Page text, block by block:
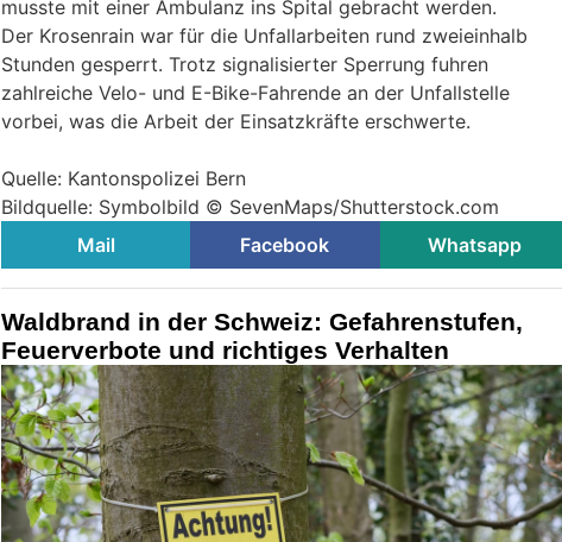
musste mit einer Ambulanz ins Spital gebracht werden.
Der Krosenrain war für die Unfallarbeiten rund zweieinhalb
Stunden gesperrt. Trotz signalisierter Sperrung fuhren
zahlreiche Velo- und E-Bike-Fahrende an der Unfallstelle
vorbei, was die Arbeit der Einsatzkräfte erschwerte.
Quelle: Kantonspolizei Bern
Bildquelle: Symbolbild © SevenMaps/Shutterstock.com
Mail
Facebook Whatsapp
Waldbrand in der Schweiz: Gefahrenstufen,
Feuerverbote und richtiges Verhalten